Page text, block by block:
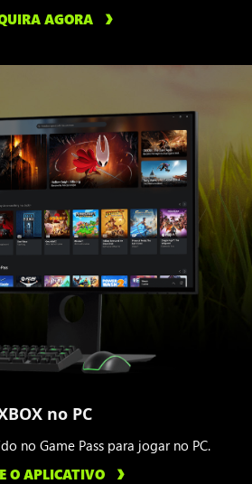
AGORA
no PC
no Game Pass para jogar no PC.
O APLICATIVO